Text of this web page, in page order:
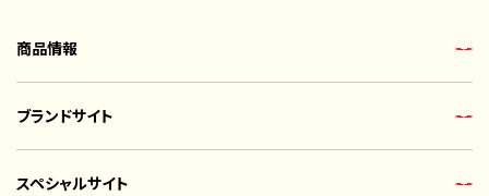
商品情報
ブランドサイト
スペシャルサイト